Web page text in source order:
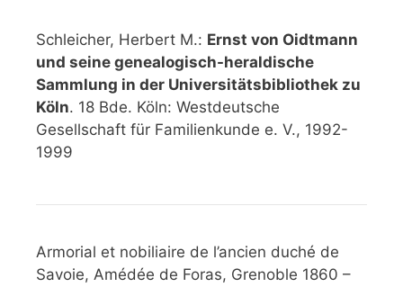
Schleicher, Herbert M.: Ernst von Oidtmann
und seine genealogisch-heraldische
Sammlung in der Universitätsbibliothek zu
Köln. 18 Bde. Köln: Westdeutsche
Gesellschaft für Familienkunde e. V., 1992-
1999
Armorial et nobiliaire de l’ancien duché de
Savoie, Amédée de Foras, Grenoble 1860 –